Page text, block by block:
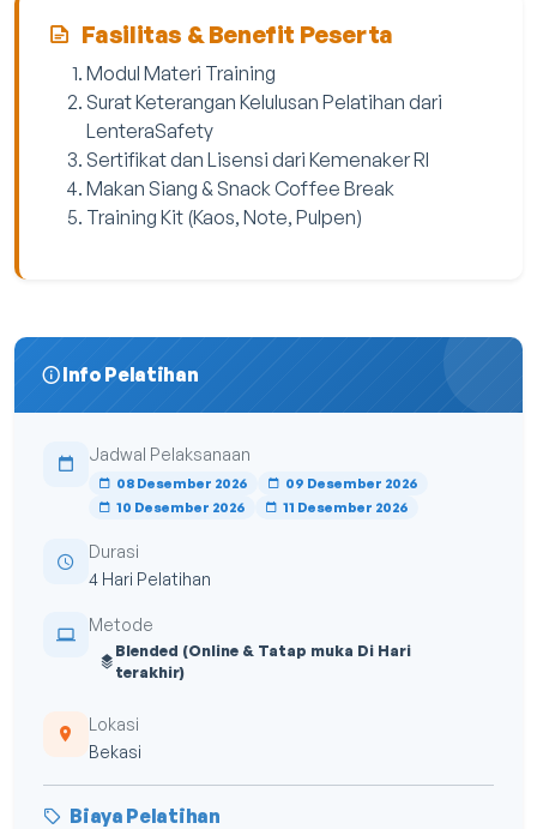
Fasilitas & Benefit Peserta
Modul Materi Training
Surat Keterangan Kelulusan Pelatihan dari
LenteraSafety
Sertifikat dan Lisensi dari Kemenaker RI
Makan Siang & Snack Coffee Break
Training Kit (Kaos, Note, Pulpen)
Info Pelatihan
Jadwal Pelaksanaan
08 Desember 2026
09 Desember 2026
10 Desember 2026
11 Desember 2026
Durasi
4 Hari Pelatihan
Metode
Blended (Online & Tatap muka Di Hari
terakhir)
Lokasi
Bekasi
Biaya Pelatihan